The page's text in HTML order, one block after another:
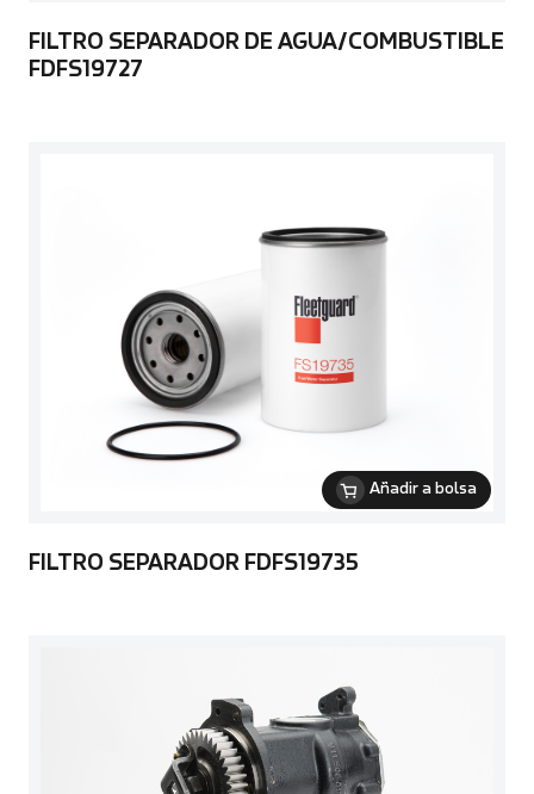
FILTRO SEPARADOR DE AGUA/COMBUSTIBLE
FDFS19727
Añadir a bolsa
FILTRO SEPARADOR FDFS19735